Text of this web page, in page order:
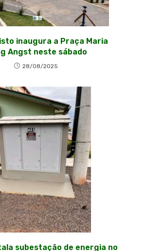
inaugura a Praça Maria
Angst neste sábado
28/08/2025
subestação de energia no